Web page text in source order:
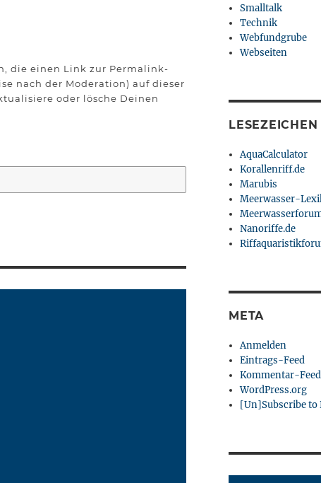
die einen Link zur Permalink-
nach der Moderation) auf dieser
oder lösche Deinen
Smalltalk
Technik
Webfundgrube
Webseiten
LESEZEICHEN
AquaCalculator
Korallenriff.de
Marubis
Meerwasser-
Nanoriffe.de
META
Anmelden
Eintrags-Feed
Kommentar-Feed
WordPress.org
[Un]Subscribe to